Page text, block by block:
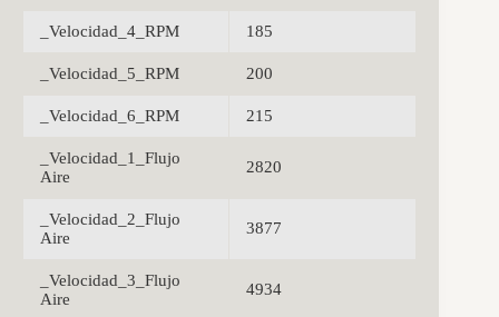
_Velocidad_4_RPM 185
_Velocidad_5_RPM 200
_Velocidad_6_RPM 215
_Velocidad_1_Flujo
Aire
2820
_Velocidad_2_Flujo
Aire
3877
_Velocidad_3_Flujo
Aire
4934